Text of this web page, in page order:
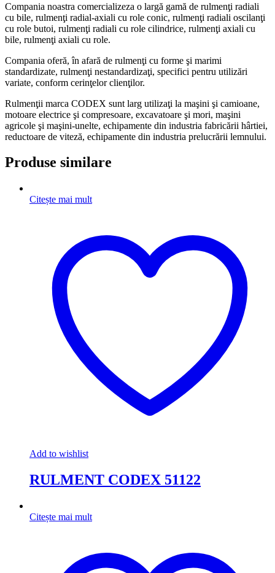
Compania noastra comercializeza o largă gamă de rulmenţi radiali
cu bile, rulmenţi radial-axiali cu role conic, rulmenţi radiali oscilanţi
cu role butoi, rulmenţi radiali cu role cilindrice, rulmenţi axiali cu
bile, rulmenţi axiali cu role.
Compania oferă, în afară de rulmenţi cu forme şi marimi
standardizate, rulmenţi nestandardizaţi, specifici pentru utilizări
variate, conform cerinţelor clienţilor.
Rulmenţii marca CODEX sunt larg utilizaţi la maşini şi camioane,
motoare electrice şi compresoare, excavatoare şi mori, maşini
agricole şi maşini-unelte, echipamente din industria fabricării hârtiei,
reductoare de viteză, echipamente din industria prelucrării lemnului.
Produse similare
Citește mai mult
Add to wishlist
RULMENT CODEX 51122
Citește mai mult